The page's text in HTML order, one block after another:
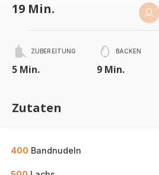
19 Min.
ZUBEREITUNG
5 Min.
BACKEN
9 Min.
Zutaten
400 Bandnudeln